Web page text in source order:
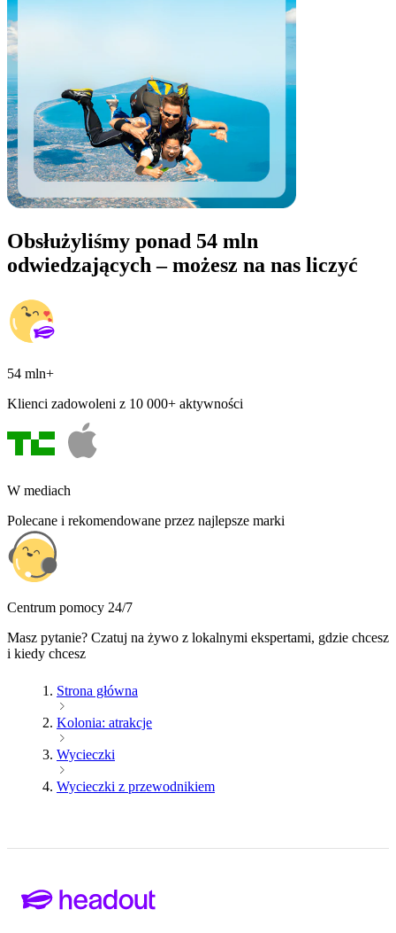
Obsłużyliśmy ponad 54 mln
odwiedzających – możesz na nas liczyć
54 mln+
Klienci zadowoleni z 10 000+ aktywności
W mediach
Polecane i rekomendowane przez najlepsze marki
Centrum pomocy 24/7
Masz pytanie? Czatuj na żywo z lokalnymi ekspertami, gdzie chcesz
i kiedy chcesz
Strona główna
Kolonia: atrakcje
Wycieczki
Wycieczki z przewodnikiem